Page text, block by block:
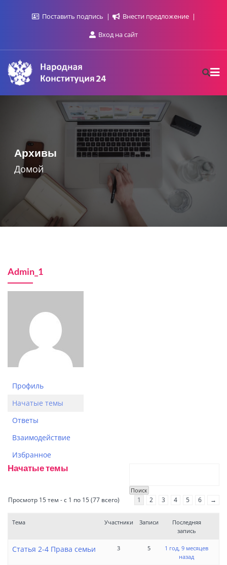
Поставить подпись
Внести предложение
Вход на сайт
Архивы
Домой
Admin_1
Профиль
Начатые темы
Ответы
Взаимодействие
Избранное
Начатые темы
Просмотр 15 тем - с 1 по 15 (77 всего) 1 2 3 4 5 6 →
Тема Участники Записи
Последняя
запись
Статья 2-4 Права семьи 3 5
1 год, 9 месяцев
назад